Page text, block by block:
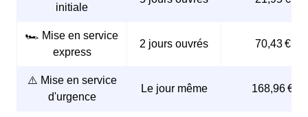
Il est conseillé aux Cornusiennes et aux Cornusiens de
avant le déménagement
opérationnel dès l’arrivée dans le nouveau logement et
initiale
🏎️ Mise en service
express
2 jours ouvrés 70,43 €
⚠️ Mise en service
d'urgence
Le jour même 168,96 €